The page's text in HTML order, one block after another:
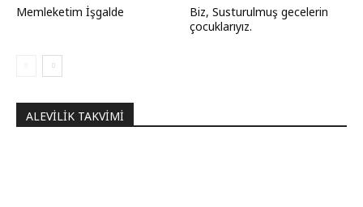
Memleketim İşgalde
Biz, Susturulmuş gecelerin
çocuklarıyız.
ALEVILIK TAKVIMI